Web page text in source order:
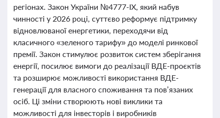
регіонах. Закон України №4777-IX, який набув
чинності у 2026 році, суттєво реформує підтримку
відновлюваної енергетики, переходячи від
класичного «зеленого тарифу» до моделі ринкової
премії. Закон стимулює розвиток систем зберігання
енергії, посилює вимоги до реалізації ВДЕ-проєктів
та розширює можливості використання ВДЕ-
генерації для власного споживання та пов’язаних
осіб. Ці зміни створюють нові виклики та
можливості для інвесторів і виробників